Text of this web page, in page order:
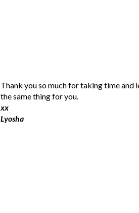
P
o
s
t
Thank you so much for taking time and
the same thing for you.
xx
Lyosha